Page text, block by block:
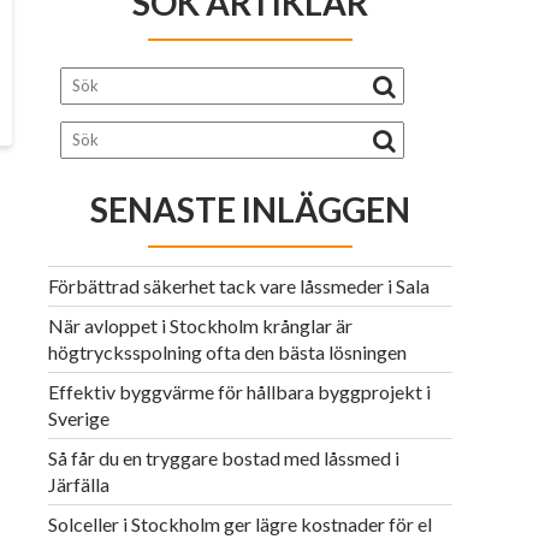
SENASTE INLÄGGEN
Förbättrad säkerhet tack vare låssmeder i Sala
När avloppet i Stockholm krånglar är
högtrycksspolning ofta den bästa lösningen
Effektiv byggvärme för hållbara byggprojekt i
Sverige
Så får du en tryggare bostad med låssmed i
Järfälla
Solceller i Stockholm ger lägre kostnader för el